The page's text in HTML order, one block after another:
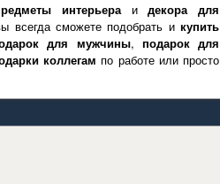
интерьераидекора для
всегда сможете подобрать икупить
для мужчины, подарок для
коллегам по работе или просто